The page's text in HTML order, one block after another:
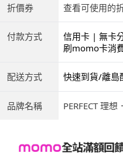
折價券 查看可使用的
付款方式
信用卡 | 無卡
商付款 | ATM
刷momo卡消
配送方式 快速到貨/離島
品牌名稱 PERFECT 理想 ．